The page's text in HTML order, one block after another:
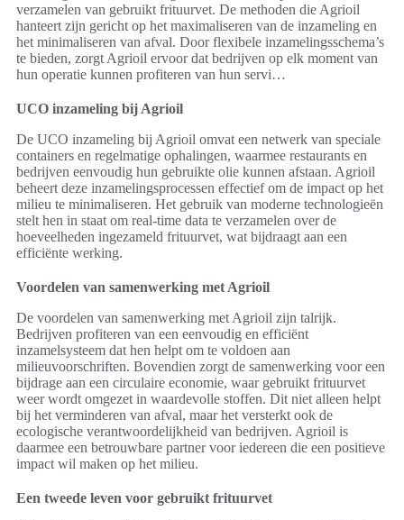
verzamelen van gebruikt frituurvet. De methoden die Agrioil
hanteert zijn gericht op het maximaliseren van de inzameling en
het minimaliseren van afval. Door flexibele inzamelingsschema’s
te bieden, zorgt Agrioil ervoor dat bedrijven op elk moment van
hun operatie kunnen profiteren van hun servi…
UCO inzameling bij Agrioil
De UCO inzameling bij Agrioil omvat een netwerk van speciale
containers en regelmatige ophalingen, waarmee restaurants en
bedrijven eenvoudig hun gebruikte olie kunnen afstaan. Agrioil
beheert deze inzamelingsprocessen effectief om de impact op het
milieu te minimaliseren. Het gebruik van moderne technologieën
stelt hen in staat om real-time data te verzamelen over de
hoeveelheden ingezameld frituurvet, wat bijdraagt aan een
efficiënte werking.
Voordelen van samenwerking met Agrioil
De voordelen van samenwerking met Agrioil zijn talrijk.
Bedrijven profiteren van een eenvoudig en efficiënt
inzamelsysteem dat hen helpt om te voldoen aan
milieuvoorschriften. Bovendien zorgt de samenwerking voor een
bijdrage aan een circulaire economie, waar gebruikt frituurvet
weer wordt omgezet in waardevolle stoffen. Dit niet alleen helpt
bij het verminderen van afval, maar het versterkt ook de
ecologische verantwoordelijkheid van bedrijven. Agrioil is
daarmee een betrouwbare partner voor iedereen die een positieve
impact wil maken op het milieu.
Een tweede leven voor gebruikt frituurvet